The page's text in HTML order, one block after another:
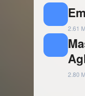
2.61
2.80